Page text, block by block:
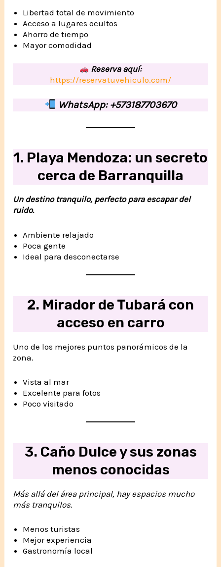
Libertad total de movimiento
Acceso a lugares ocultos
Ahorro de tiempo
Mayor comodidad
Reserva aquí:
https://reservatuvehiculo.com/
WhatsApp: +573187703670
1. Playa Mendoza: un secreto
cerca de Barranquilla
Un destino tranquilo, perfecto para escapar del
ruido.
Ambiente relajado
Poca gente
Ideal para desconectarse
2. Mirador de Tubará con
acceso en carro
Uno de los mejores puntos panorámicos de la
zona.
Vista al mar
Excelente para fotos
Poco visitado
3. Caño Dulce y sus zonas
menos conocidas
Más allá del área principal, hay espacios mucho
más tranquilos.
Menos turistas
Mejor experiencia
Gastronomía local